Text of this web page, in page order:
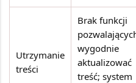
Utrzymanie
treści
Brak funkcji
wygodnie
aktualizować
treść; system